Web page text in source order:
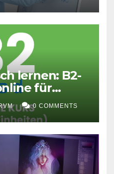
lernen: B2-
für
0 COMMENTS